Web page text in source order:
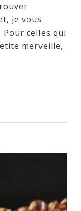
je vous
celles qui
merveille,